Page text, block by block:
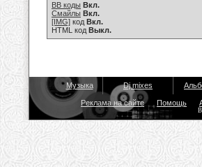
BB коды Вкл.
Смайлы Вкл.
[IMG] код Вкл.
HTML код Выкл.
Музыка Dj mixes
Реклама на сайте Помощь